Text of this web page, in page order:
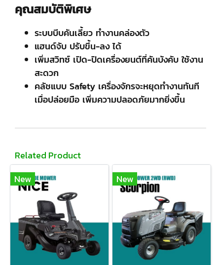
คุณสมบัติพิเศษ
ระบบบีบคันเลี้ยว ทำงานคล่องตัว
แฮนด์จับ ปรับขึ้น-ลง ได้
เพิ่มสวิทซ์ เปิด-ปิดเครื่องยนต์ที่คันบังคับ ใช้งาน
สะดวก
คลัชแบบ Safety เครื่องจักรจะหยุดทำงานทันที
เมื่อปล่อยมือ เพิ่มความปลอดภัยมากยิ่งขึ้น
Related Product
New
New